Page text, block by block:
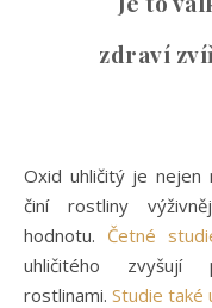
zdraví
Oxid uhličitý je
činí rostliny
hodnotu. Četné
uhličitého zvyšují
rostlinami. Studie také